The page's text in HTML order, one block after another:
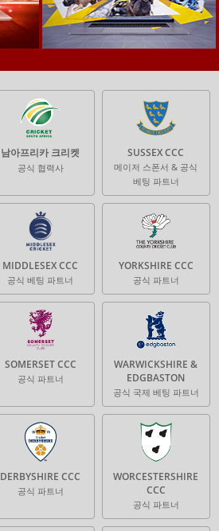
남아프리카 크리켓
공식 협력사
SUSSEX CCC
메이저 스폰서 & 공식
베팅 파트너
MIDDLESEX CCC
공식 베팅 파트너
YORKSHIRE CCC
공식 파트너
SOMERSET CCC
공식 파트너
WARWICKSHIRE &
EDGBASTON
공식 국제 베팅 파트너
DERBYSHIRE CCC
공식 파트너
WORCESTERSHIRE
CCC
공식 파트너